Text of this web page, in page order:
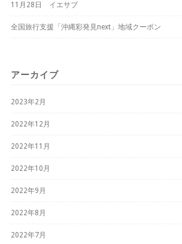
11月28日 イエサブ
全国旅行支援「沖縄彩発見next」地域クーポン
アーカイブ
2023年2月
2022年12月
2022年11月
2022年10月
2022年9月
2022年8月
2022年7月